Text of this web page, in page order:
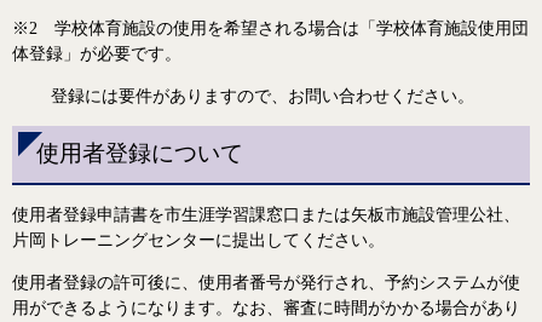
※2 学校体育施設の使用を希望される場合は「学校体育施設使用団
体登録」が必要です。
登録には要件がありますので、お問い合わせください。
使用者登録について
使用者登録申請書を市生涯学習課窓口または矢板市施設管理公社、
片岡トレーニングセンターに提出してください。
使用者登録の許可後に、使用者番号が発行され、予約システムが使
用ができるようになります。なお、審査に時間がかかる場合があり